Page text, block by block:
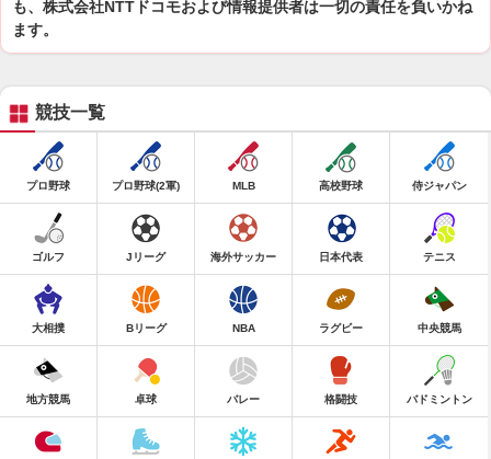
も、株式会社NTTドコモおよび情報提供者は一切の責任を負いかね
ます。
競技一覧
プロ野球 プロ野球(2軍) MLB 高校野球 侍ジャパン
ゴルフ Jリーグ 海外サッカー 日本代表 テニス
大相撲 Bリーグ NBA ラグビー 中央競馬
地方競馬 卓球 バレー 格闘技 バドミントン